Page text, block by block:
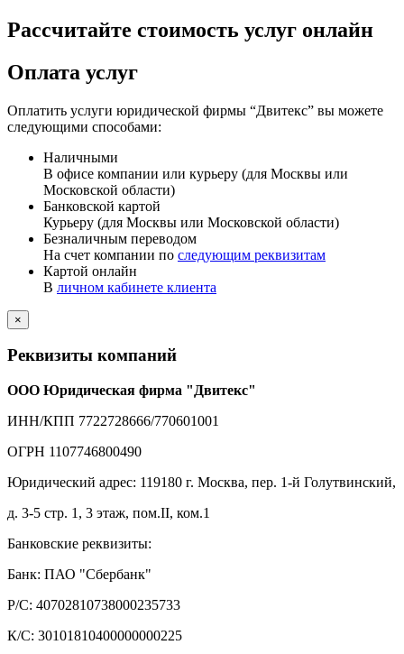
Рассчитайте стоимость услуг онлайн
Оплата услуг
Оплатить услуги юридической фирмы “Двитекс” вы можете
следующими способами:
Наличными
В офисе компании или курьеру (для Москвы или
Московской области)
Банковской картой
Курьеру (для Москвы или Московской области)
Безналичным переводом
На счет компании по следующим реквизитам
Картой онлайн
В личном кабинете клиента
×
Реквизиты компаний
ООО Юридическая фирма "Двитекс"
ИНН/КПП 7722728666/770601001
ОГРН 1107746800490
Юридический адрес: 119180 г. Москва, пер. 1-й Голутвинский,
д. 3-5 стр. 1, 3 этаж, пом.II, ком.1
Банковские реквизиты:
Банк: ПАО "Сбербанк"
Р/С: 40702810738000235733
К/С: 30101810400000000225